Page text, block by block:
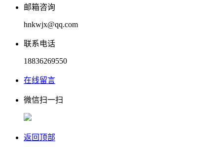
邮箱咨询
hnkwjx@qq.com
联系电话
18836269550
在线留言
微信扫一扫
返回顶部